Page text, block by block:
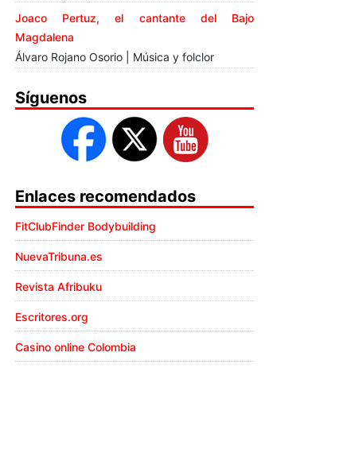
Joaco Pertuz, el cantante del Bajo
Magdalena
Álvaro Rojano Osorio | Música y folclor
Síguenos
Enlaces recomendados
FitClubFinder Bodybuilding
NuevaTribuna.es
Revista Afribuku
Escritores.org
Casino online Colombia